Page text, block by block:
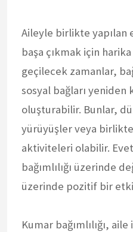
Aileyle birlikte yapılan
başa çıkmak için
geçilecek zamanlar,
sosyal bağları yeniden
oluşturabilir. Bunlar,
yürüyüşler veya
aktiviteleri olabilir.
bağımlılığı üzerinde
üzerinde pozitif bir etki
Kumar bağımlılığı,